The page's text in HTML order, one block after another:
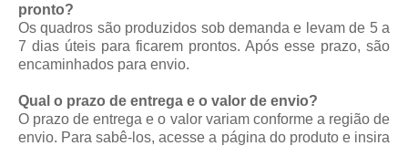
pronto?
Os quadros são produzidos sob demanda e levam de 5 a
7 dias úteis para ficarem prontos. Após esse prazo, são
encaminhados para envio.
Qual o prazo de entrega e o valor de envio?
O prazo de entrega e o valor variam conforme a região de
envio. Para sabê-los, acesse a página do produto e insira